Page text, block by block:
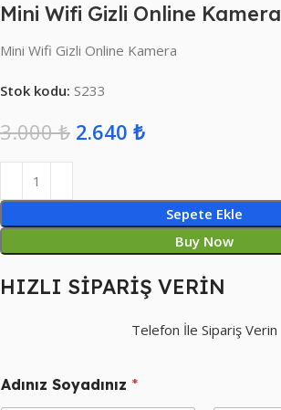
Mini Wifi Gizli Online Kamera
Mini Wifi Gizli Online Kamera
Stok kodu: S233
3.000₺ 2.640 ₺
Sepete Ekle
Buy Now
HIZLI SİPARİŞ VERİN
Telefon İle Sipariş Verin
Adınız Soyadınız *